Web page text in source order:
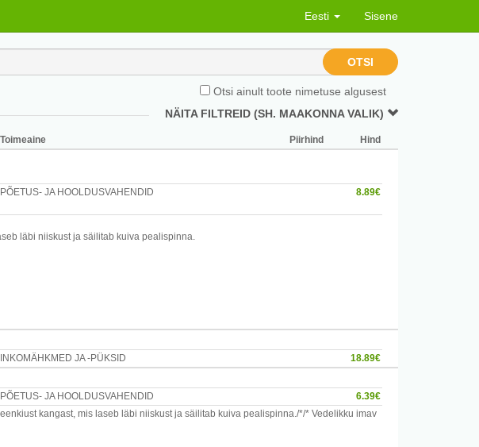
Eesti Sisene
OTSI
Otsi ainult toote nimetuse algusest
NÄITA FILTREID (SH. MAAKONNA VALIK)
Toimeaine Piirhind Hind
PÕETUS- JA HOOLDUSVAHENDID 8.89€
läbi niiskust ja säilitab kuiva pealispinna.
INKOMÄHKMED JA -PÜKSID 18.89€
PÕETUS- JA HOOLDUSVAHENDID
6.39€
kangast, mis laseb läbi niiskust ja säilitab kuiva pealispinna./*/* Vedelikku imav